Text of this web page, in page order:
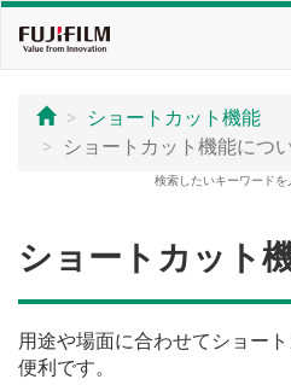
ショートカット機能
ショートカット機能につ
検索したいキーワードを
ショートカット
用途や場面に合わせてショー
便利です。